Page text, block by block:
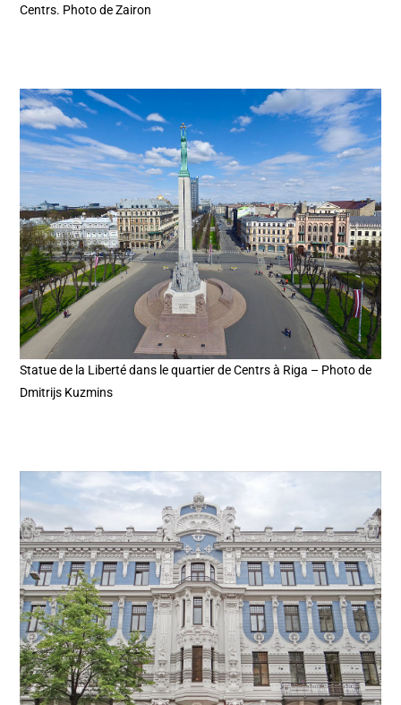
Centrs. Photo de Zairon
Statue de la Liberté dans le quartier de Centrs à Riga – Photo de
Dmitrijs Kuzmins